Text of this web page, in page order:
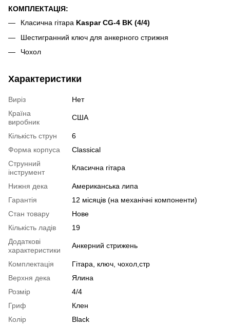
КОМПЛЕКТАЦІЯ:
Класична гітара Kaspar CG-4 BK (4/4)
Шестигранний ключ для анкерного стрижня
Чохол
Характеристики
Виріз
Нет
Країна
виробник
США
Кількість струн
6
Форма корпуса
Classical
Струнний
інструмент
Класична гітара
Нижня дека
Американська липа
Гарантія
12 місяців (на механічні компоненти)
Стан товару
Нове
Кількість ладів
19
Додаткові
характеристики
Анкерний стрижень
Комплектація
Гітара, ключ, чохол,стр
Верхня дека
Ялина
Розмір
4/4
Гриф
Клен
Колір
Black